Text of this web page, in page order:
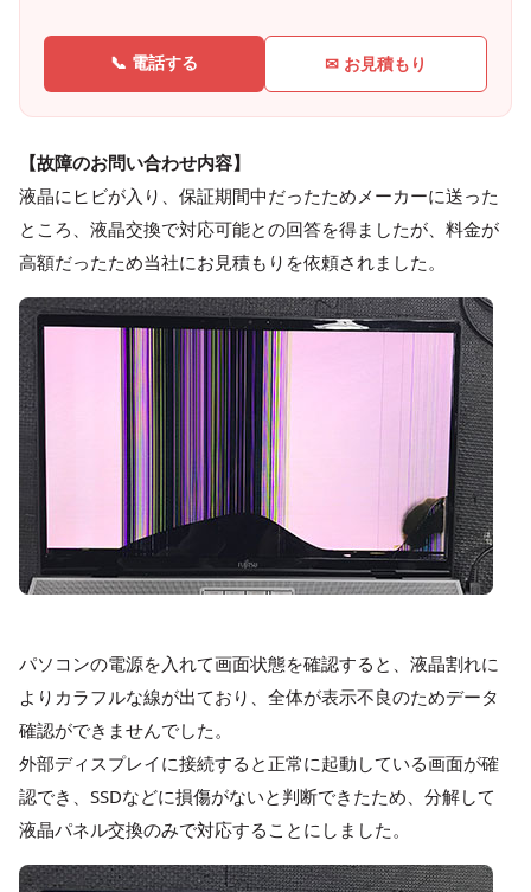
📞 電話する ✉ お見積もり
【故障のお問い合わせ内容】
液晶にヒビが入り、保証期間中だったためメーカーに送った
ところ、液晶交換で対応可能との回答を得ましたが、料金が
高額だったため当社にお見積もりを依頼されました。
パソコンの電源を入れて画面状態を確認すると、液晶割れに
よりカラフルな線が出ており、全体が表示不良のためデータ
確認ができませんでした。
外部ディスプレイに接続すると正常に起動している画面が確
認でき、SSDなどに損傷がないと判断できたため、分解して
液晶パネル交換のみで対応することにしました。